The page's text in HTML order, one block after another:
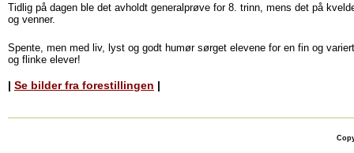
Tidlig på dagen ble det avholdt generalprøve for 8. trinn, mens det på
og venner.
Spente, men med liv, lyst og godt humør sørget elevene for en fin og
og flinke elever!
Se bilder fra forestillingen